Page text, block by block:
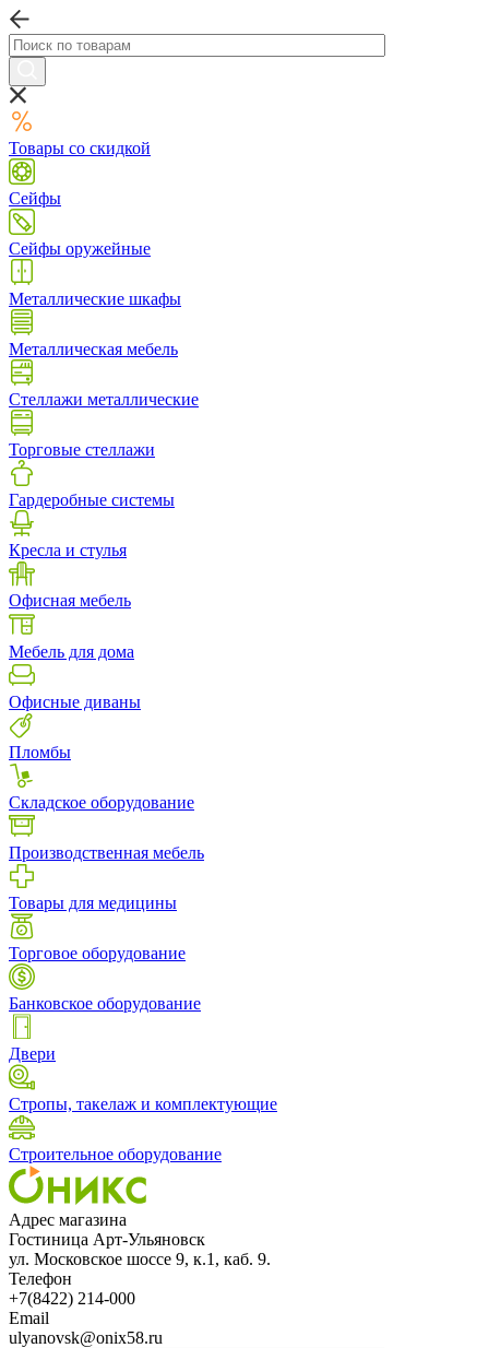
Товары со скидкой
Сейфы
Сейфы оружейные
Металлические шкафы
Металлическая мебель
Стеллажи металлические
Торговые стеллажи
Гардеробные системы
Кресла и стулья
Офисная мебель
Мебель для дома
Офисные диваны
Пломбы
Складское оборудование
Производственная мебель
Товары для медицины
Торговое оборудование
Банковское оборудование
Двери
Стропы, такелаж и комплектующие
Строительное оборудование
Адрес магазина
Гостиница Арт-Ульяновск
ул. Московское шоссе 9, к.1, каб. 9.
Телефон
+7(8422) 214-000
Email
ulyanovsk@onix58.ru